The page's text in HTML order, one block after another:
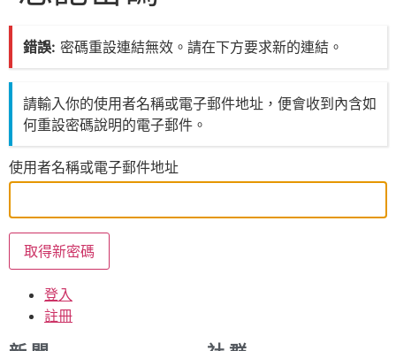
錯誤: 密碼重設連結無效。請在下方要求新的連結。
請輸入你的使用者名稱或電子郵件地址，便會收到內含如
何重設密碼說明的電子郵件。
使用者名稱或電子郵件地址
取得新密碼
登入
註冊